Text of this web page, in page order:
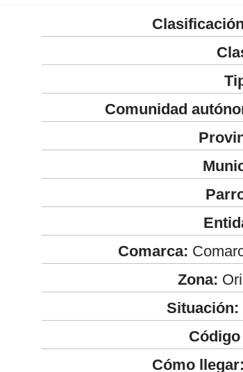
Comunidad
Comarca:
Zona:
Situación:
Cómo llegar: